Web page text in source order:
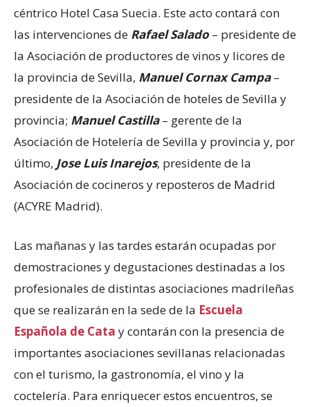
céntrico Hotel Casa Suecia. Este acto contará con
las intervenciones de Rafael Salado – presidente de
la Asociación de productores de vinos y licores de
la provincia de Sevilla, Manuel Cornax Campa–
presidente de la Asociación de hoteles de Sevilla y
provincia; Manuel Castilla– gerente de la
Asociación de Hotelería de Sevilla y provincia y, por
último, Jose Luis Inarejos, presidente de la
Asociación de cocineros y reposteros de Madrid
(ACYRE Madrid).
Las mañanas y las tardes estarán ocupadas por
demostraciones y degustaciones destinadas a los
profesionales de distintas asociaciones madrileñas
que se realizarán en la sede de la Escuela
Española de Cata y contarán con la presencia de
importantes asociaciones sevillanas relacionadas
con el turismo, la gastronomía, el vino y la
coctelería. Para enriquecer estos encuentros, se